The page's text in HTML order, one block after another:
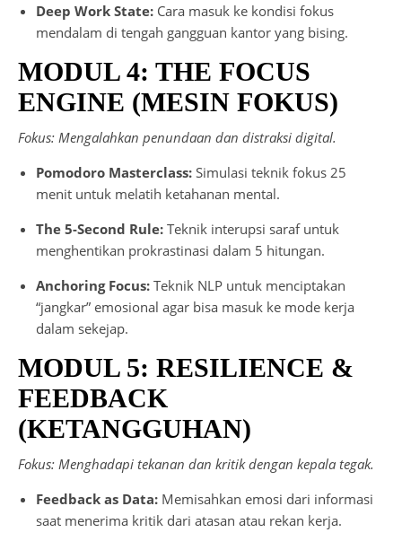
Deep Work State: Cara masuk ke kondisi fokus
mendalam di tengah gangguan kantor yang bising.
MODUL 4: THE FOCUS
ENGINE (MESIN FOKUS)
Fokus: Mengalahkan penundaan dan distraksi digital.
Pomodoro Masterclass: Simulasi teknik fokus 25
menit untuk melatih ketahanan mental.
The 5-Second Rule: Teknik interupsi saraf untuk
menghentikan prokrastinasi dalam 5 hitungan.
Anchoring Focus: Teknik NLP untuk menciptakan
“jangkar” emosional agar bisa masuk ke mode kerja
dalam sekejap.
MODUL 5: RESILIENCE &
FEEDBACK
(KETANGGUHAN)
Fokus: Menghadapi tekanan dan kritik dengan kepala tegak.
Feedback as Data: Memisahkan emosi dari informasi
saat menerima kritik dari atasan atau rekan kerja.